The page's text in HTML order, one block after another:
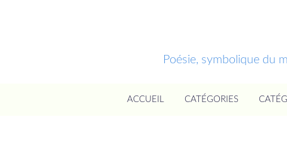
Poésie, symbolique du
ACCUEIL CATÉGORIES